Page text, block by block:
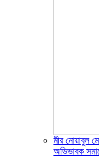
মীর নোয়াবুল
অভিভাবক